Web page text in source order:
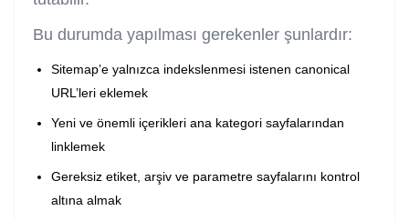
Bu durumda yapılması gerekenler şunlardır:
Sitemap’e yalnızca indekslenmesi istenen canonical
URL’leri eklemek
Yeni ve önemli içerikleri ana kategori sayfalarından
linklemek
Gereksiz etiket, arşiv ve parametre sayfalarını kontrol
altına almak